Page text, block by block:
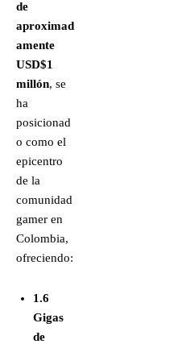
de
aproximad
amente
USD$1
millón, se
ha
posicionad
o como el
epicentro
de la
comunidad
gamer en
Colombia,
ofreciendo:
1.6
Gigas
de